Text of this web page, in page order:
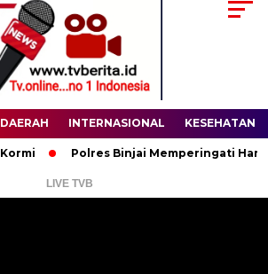
DAERAH INTERNASIONAL KESEHATAN
Polres Binjai Memperingati Hari Lahir
LIVE TVB